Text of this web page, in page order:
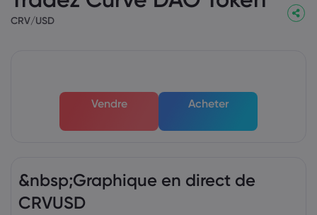
CRV/USD
Vendre Acheter
&nbsp;Graphique en direct de
CRVUSD